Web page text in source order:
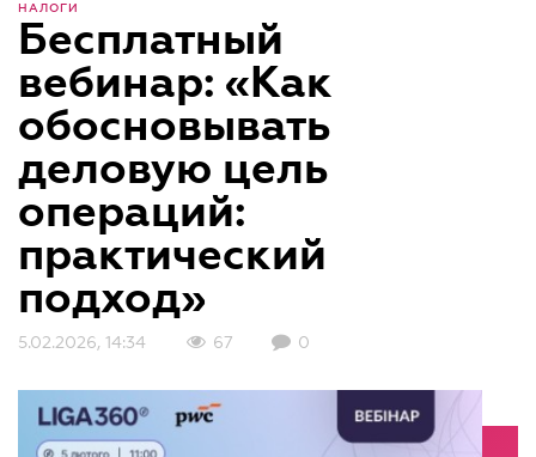
НАЛОГИ
Бесплатный
вебинар: «Как
обосновывать
деловую цель
операций:
практический
подход»
5.02.2026, 14:34 67 0